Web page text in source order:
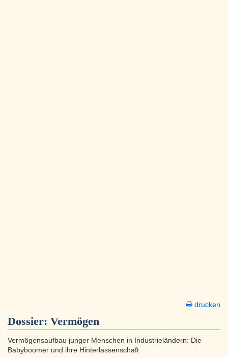
drucken
Dossier: Vermögen
Vermögensaufbau junger Menschen in Industrieländern: Die
Babyboomer und ihre Hinterlassenschaft